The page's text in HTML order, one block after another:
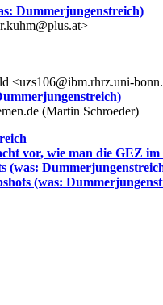
Dummerjungenstreich)
<uzs106@ibm.rhrz.uni-
(Martin Schroeder)
vor, wie man die GEZ
(was:
(was: